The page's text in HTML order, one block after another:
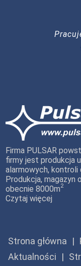
Firma PULSAR
firmy jest produkcja
alarmowych, kontroli
Produkcja, magazyn
obecnie 8000m2
Czytaj więcej
Strona główna
Aktualności